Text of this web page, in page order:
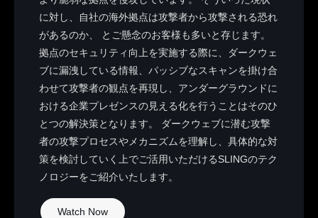
に対し、自社の海外拠点は攻撃者から攻撃される恐れ
があるのか、 とご懸念のお客様も多いと存じます。
拠点のセキュリティ向上を実施する際に、ダークウェ
ブに漏洩している情報、パッシブなスキャンを掛け合
わせて攻撃者の観点を再現し、アンダーグラウンドに
おける企業プレゼンスの見える化を行うことはそのひ
とつの解決策となります。 ダークウェブに潜む攻撃
者の攻撃プロセスやメカニズムを理解し、具体的な対
策を検討していく上でご活用いただけるSLINGのテク
ノロジーをご紹介いたします。
Watch Now